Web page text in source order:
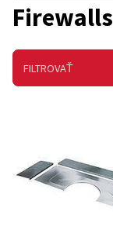
Firewalls
FILTROVAŤ